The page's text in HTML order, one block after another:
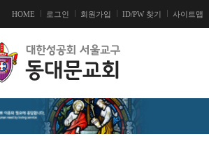
HOME 로그인 회원가입 ID/PW 찾기 사이트맵